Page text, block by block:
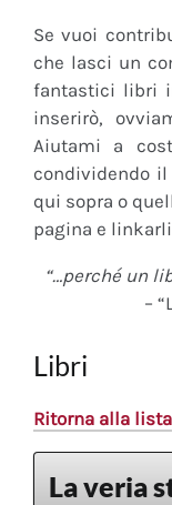
Se vuoi
che lasci un
fantastici libri
inserirò,
Aiutami a
condividendo
qui sopra o
pagina e
“…perché un
–
Libri
Ritorna alla lista
La veria